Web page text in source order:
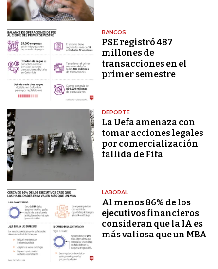
BANCOS
PSE registró 487
millones de
transacciones en el
primer semestre
DEPORTE
La Uefa amenaza con
tomar acciones legales
por comercialización
fallida de Fifa
LABORAL
Al menos 86% de los
ejecutivos financieros
consideran que la IA es
más valiosa que un MBA